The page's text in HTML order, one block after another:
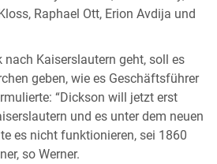
Raphael Ott, Erion Avdija und
nach Kaiserslautern geht, soll es
geben, wie es Geschäftsführer
“Dickson will jetzt erst
und es unter dem neuen
es nicht funktionieren, sei 1860
so Werner.